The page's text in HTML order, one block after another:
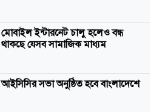
মোবাইল ইন্টারনেট চালু হলেও বন্ধ
থাকছে যেসব সামাজিক মাধ্যম
আইসিসির সভা অনুষ্ঠিত হবে বাংলাদেশে